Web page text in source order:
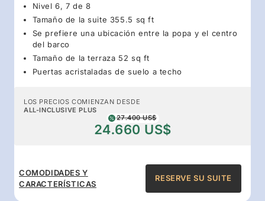
Nivel 6, 7 de 8
Tamaño de la suite 355.5 sq ft
Se prefiere una ubicación entre la popa y el centro
del barco
Tamaño de la terraza 52 sq ft
Puertas acristaladas de suelo a techo
LOS PRECIOS COMIENZAN DESDE
ALL-INCLUSIVE PLUS
27.400 US$
24.660 US$
COMODIDADES Y
CARACTERÍSTICAS
RESERVE SU SUITE